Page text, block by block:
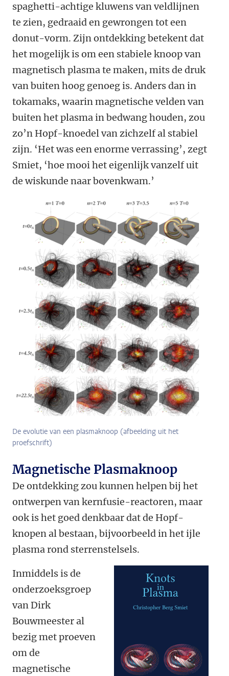
spaghetti-achtige kluwens van veldlijnen
te zien, gedraaid en gewrongen tot een
donut-vorm. Zijn ontdekking betekent dat
het mogelijk is om een stabiele knoop van
magnetisch plasma te maken, mits de druk
van buiten hoog genoeg is. Anders dan in
tokamaks, waarin magnetische velden van
buiten het plasma in bedwang houden, zou
zo’n Hopf-knoedel van zichzelf al stabiel
zijn. ‘Het was een enorme verrassing’, zegt
Smiet, ‘hoe mooi het eigenlijk vanzelf uit
de wiskunde naar bovenkwam.’
De evolutie van een plasmaknoop (afbeelding uit het
proefschrift)
Magnetische Plasmaknoop
De ontdekking zou kunnen helpen bij het
ontwerpen van kernfusie-reactoren, maar
ook is het goed denkbaar dat de Hopf-
knopen al bestaan, bijvoorbeeld in het ijle
plasma rond sterrenstelsels.
Inmiddels is de
onderzoeksgroep
van Dirk
Bouwmeester al
bezig met proeven
om de
magnetische